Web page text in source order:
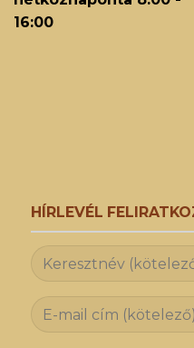
16:00
HÍRLEVÉL